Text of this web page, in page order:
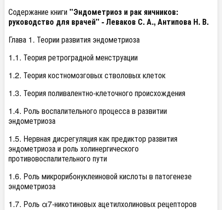
Содержание книги"Эндометриоз и рак яичников:
руководство для врачей" - Леваков С. А., Антипова Н. В.
Глава 1. Теории развития эндометриоза
1.1. Теория ретроградной менструации
1.2. Теория костномозговых стволовых клеток
1.3. Теория поливалентно-клеточного происхождения
1.4. Роль воспалительного процесса в развитии
эндометриоза
1.5. Нервная дисрегуляция как предиктор развития
эндометриоза и роль холинергического
противовоспалительного пути
1.6. Роль микрорибонуклеиновой кислоты в патогенезе
эндометриоза
1.7. Роль α7-никотиновых ацетилхолиновых рецепторов